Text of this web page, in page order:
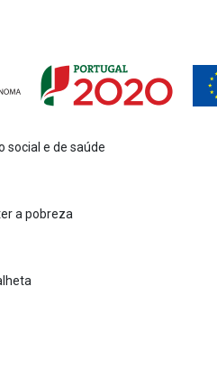
social e de saúde
a pobreza